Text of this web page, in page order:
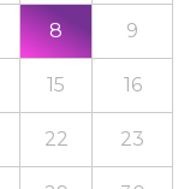
8 9
15 16
22 23